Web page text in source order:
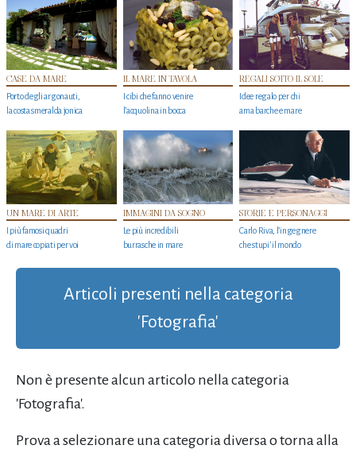
CASE DA MARE
Porto degli argonauti,
la costa smeralda jonica
IL MARE IN TAVOLA
I cibi che fanno venire
l’acquolina in bocca
REGALI SOTTO IL SOLE
Idee regalo per chi
ama barche e mare
UN MARE DI ARTE
I più famosi quadri
di mare copiati per voi
IMMAGINI DA SOGNO
Le più incredibili
burrasche in mare
STORIE E PERSONAGGI
Carlo Riva, l’ingegnere
che stupi' il mondo
Articoli presenti nella categoria
'Fotografia'
Non è presente alcun articolo nella categoria
'Fotografia'.
Prova a selezionare una categoria diversa o torna alla